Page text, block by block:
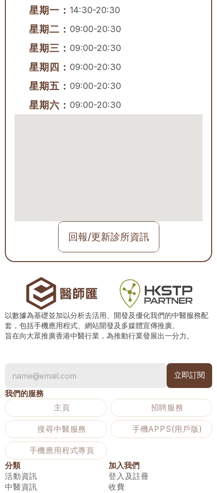
星期一： 14:30-20:30
星期二： 09:00-20:30
星期三： 09:00-20:30
星期四： 09:00-20:30
星期五： 09:00-20:30
星期六： 09:00-20:30
回報/更新診所資訊
以數據為基礎並加以分析去活用、開發及優化我們的中醫服務配
套，包括手機應用程式、網站開發及多媒體宣傳推廣。
旨在向大眾推廣香港中醫行業，為推動行業發展出一分力。
我們的服務
主頁
招聘服務
搜尋中醫服務 手機APPS(用戶版)
手機應用程式專頁
分類
活動資訊
中醫資訊
加入我們
登入及註冊
收費